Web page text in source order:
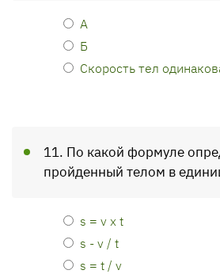
А
Б
Скорость тел
11. По какой формуле
пройденный телом в
s = v x t
s - v / t
s = t / v